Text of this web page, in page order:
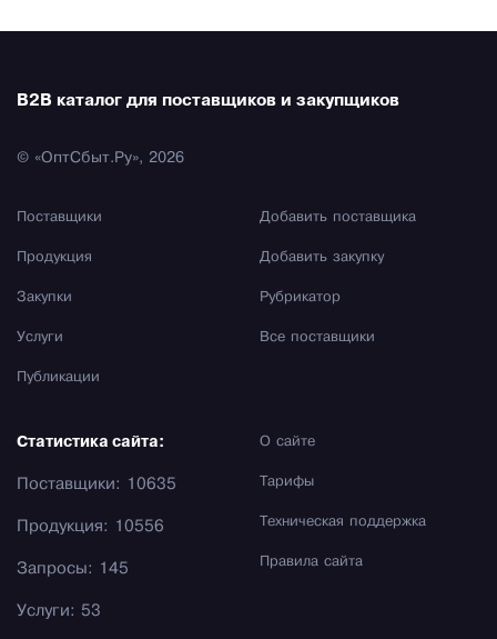
B2B каталог для поставщиков и закупщиков
© «ОптСбыт.Ру», 2026
Поставщики
Продукция
Закупки
Услуги
Публикации
Добавить поставщика
Добавить закупку
Рубрикатор
Все поставщики
О сайте
Тарифы
Техническая поддержка
Правила сайта
Статистика сайта:
Поставщики: 10635
Продукция: 10556
Запросы: 145
Услуги: 53